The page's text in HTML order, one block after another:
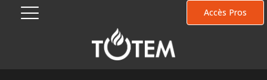
Accès Pros